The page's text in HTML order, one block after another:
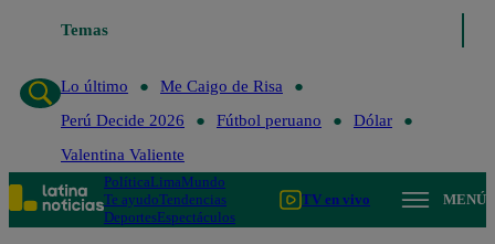
Temas
Lo último
Me Caigo de Risa
Perú Decide 2026
Fútbol peruano
Dólar
Valentina Valiente
PolíticaLimaMundo
Te ayudoTendencias
DeportesEspectáculos
TV en vivo MENÚ